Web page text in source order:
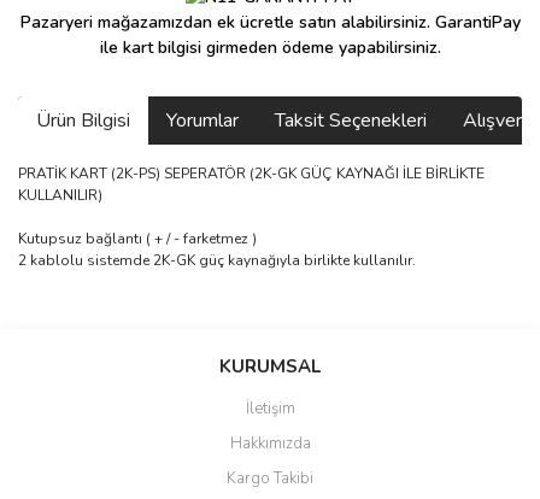
Pazaryeri mağazamızdan ek ücretle satın alabilirsiniz. GarantiPay
ile kart bilgisi girmeden ödeme yapabilirsiniz.
Ürün Bilgisi Yorumlar Taksit Seçenekleri
PRATİK KART (2K-PS) SEPERATÖR (2K-GK GÜÇ KAYNAĞI İLE BİRLİKTE
KULLANILIR)
Kutupsuz bağlantı ( + / - farketmez )
2 kablolu sistemde 2K-GK güç kaynağıyla birlikte kullanılır.
Bu ürüne ilk yorumu siz yapın!
güzel paketlenmiş ama yanında
ile 24 izlenmektedir diye küçük
KURUMSAL
İletişim
Hakkımızda
Kargo Takibi